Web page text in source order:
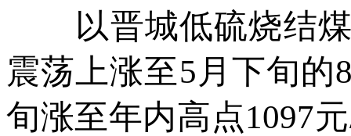
以晋城低硫烧结煤
震荡上涨至5月下旬的
旬涨至年内高点1097